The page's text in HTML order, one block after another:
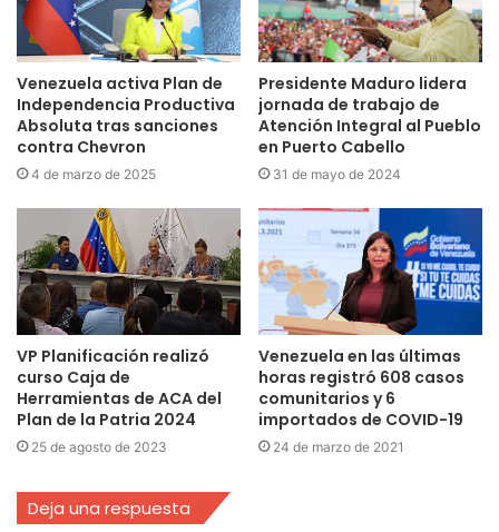
Venezuela activa Plan de
Independencia Productiva
Absoluta tras sanciones
contra Chevron
4 de marzo de 2025
Presidente Maduro lidera
jornada de trabajo de
Atención Integral al Pueblo
en Puerto Cabello
31 de mayo de 2024
VP Planificación realizó
curso Caja de
Herramientas de ACA del
Plan de la Patria 2024
25 de agosto de 2023
Venezuela en las últimas
horas registró 608 casos
comunitarios y 6
importados de COVID-19
24 de marzo de 2021
Deja una respuesta